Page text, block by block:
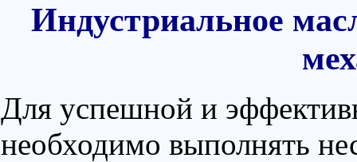
Индустриальное
Для успешной и
необходимо выполнять